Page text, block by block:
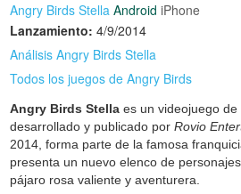
Angry Birds Stella Android iPhone
Lanzamiento: 4/9/2014
Análisis Angry Birds Stella
Todos los juegos de Angry Birds
Angry Birds Stella es un videojuego
desarrollado y publicado porRovio
2014, forma parte de la famosa
presenta un nuevo elenco de
pájaro rosa valiente y aventurera.